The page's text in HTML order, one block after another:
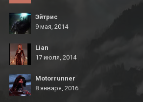
Эйтрис
9 мая, 2014
Lian
17 июля, 2014
Motorrunner
8 января, 2016